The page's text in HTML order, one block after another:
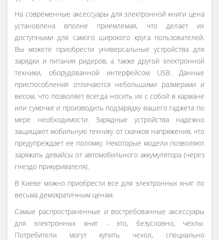
На современные аксессуары для электронной книги цена
установлена вполне приемлемая, что делает их
доступными для самого широкого круга пользователей.
Вы можете приобрести универсальные устройства для
зарядки и питания ридеров, а также другой электронной
техники, оборудованной интерфейсом USB. Данные
приспособления отличаются небольшими размерами и
весом, что позволяет всегда носить их с собой в кармане
или сумочке и производить подзарядку вашего гаджета по
мере необходимости. Зарядные устройства надежно
защищают мобильную технику от скачков напряжения, что
предупреждает ее поломку. Некоторые модели позволяют
заряжать девайсы от автомобильного аккумулятора (через
гнездо прикуривателя).
В Киеве можно приобрести все для электронных книг по
весьма демократичным ценам.
Самые распространенные и востребованные аксессуары
для электронных книг - это, безусловно, чехлы.
Потребители могут купить чехол, специально